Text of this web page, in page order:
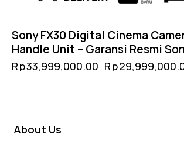
Sony FX30 Digital Cinema
Handle Unit – Garansi Resmi
Rp33,999,000.00 Rp
About Us